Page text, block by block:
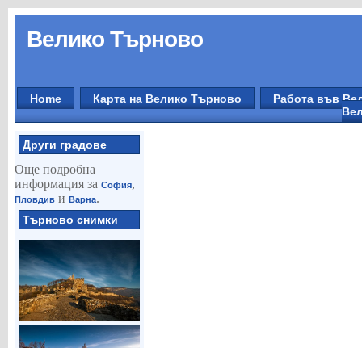
Велико Търново
Home Карта на Велико Търново
Работа във
Други градове
Още подробна
информация за София,
Пловдиви Варна.
Търново снимки